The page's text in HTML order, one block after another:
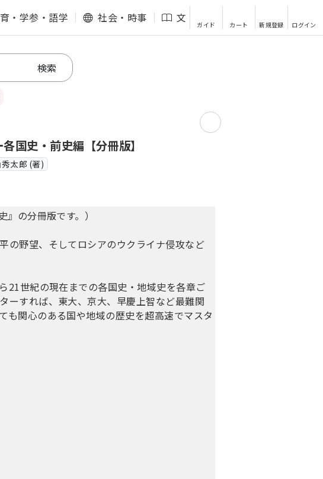
・学参・語学 社会・時事 文芸・エッセイ
ガイド カート 新規登録 ログイン
史・前史編【分冊版】
太郎 (著)
の分冊版です。）
の野望、そしてロシアのウクライナ侵攻など
21世紀の現在までの各国史・地域史を各章ご
ーすれば、東大、京大、早慶上智など最難関
も関心のある国や地域の歴史を超高速でマスタ